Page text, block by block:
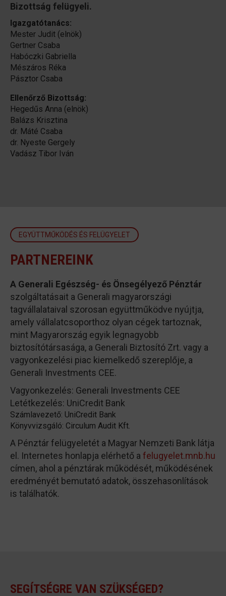
Bizottság felügyeli.
Igazgatótanács:
Mester Judit (elnök)
Gertner Csaba
Habóczki Gabriella
Mészáros Réka
Pásztor Csaba
Ellenőrző Bizottság:
Hegedűs Anna (elnök)
Balázs Krisztina
dr. Máté Csaba
dr. Nyeste Gergely
Vadász Tibor Iván
EGYÜTTMŰKÖDÉS ÉS FELÜGYELET
PARTNEREINK
A Generali Egészség- és Önsegélyező Pénztár
szolgáltatásait a Generali magyarországi
tagvállalataival szorosan együttműködve nyújtja,
amely vállalatcsoporthoz olyan cégek tartoznak,
mint Magyarország egyik legnagyobb
biztosítótársasága, a Generali Biztosító Zrt. vagy a
vagyonkezelési piac kiemelkedő szereplője, a
Generali Investments CEE.
Vagyonkezelés: Generali Investments CEE
Letétkezelés: UniCredit Bank
Számlavezető: UniCredit Bank
Könyvvizsgáló: Circulum Audit Kft.
A Pénztár felügyeletét a Magyar Nemzeti Bank látja
el. Internetes honlapja elérhető a felugyelet.mnb.hu
címen, ahol a pénztárak működését, működésének
eredményét bemutató adatok, összehasonlítások
is találhatók.
SEGÍTSÉGRE VAN SZÜKSÉGED?